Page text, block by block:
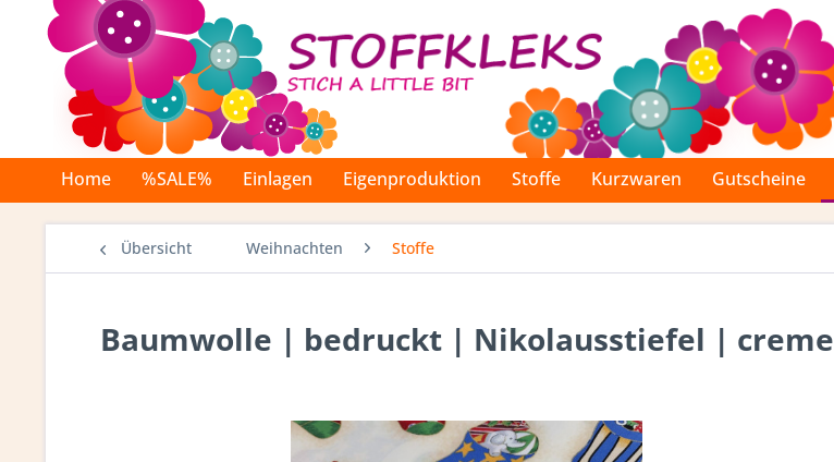
Home %SALE% Einlagen Eigenproduktion Stoffe Kurzwaren Gutscheine
Übersicht Weihnachten Stoffe
Baumwolle | bedruckt | Nikolausstiefel | creme